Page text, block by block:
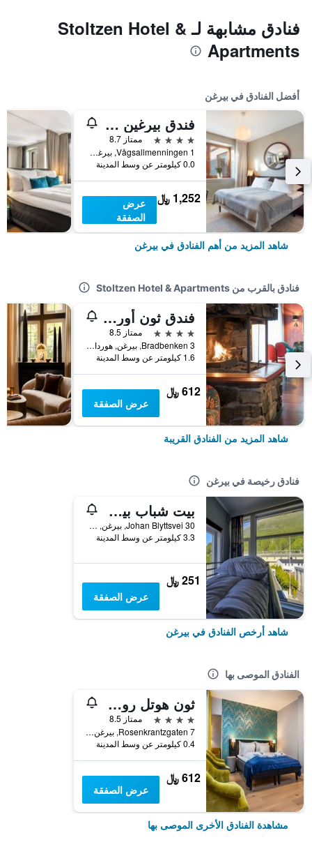
فنادق مشابهة لـ Stoltzen Hotel &
Apartments
أفضل الفنادق في بيرغن
فندق بيرغين بورس
4 نجوم
ممتاز 8.7
Vågsallmenningen 1, بيرغن, هوردالاند, النرويج
0.0 كيلومتر عن وسط المدينة
1,252 ﷼
عرض
الصفقة
شاهد المزيد من أهم الفنادق في بيرغن
فنادق بالقرب من Stoltzen Hotel & Apartments
فندق ثون أوريون
4 نجوم
ممتاز 8.5
Bradbenken 3, بيرغن, هوردالاند, النرويج
1.6 كيلومتر عن وسط المدينة
612 ﷼
عرض الصفقة
شاهد المزيد من الفنادق القريبة
فنادق رخيصة في بيرغن
بيت شباب بيرغن مونتانا
Johan Blyttsvei 30, بيرغن, هوردالاند, النرويج
3.3 كيلومتر عن وسط المدينة
251 ﷼
عرض الصفقة
شاهد أرخص الفنادق في بيرغن
الفنادق الموصى بها
ثون هوتل روزينكرانتز
4 نجوم
ممتاز 8.5
Rosenkrantzgaten 7, بيرغن, هوردالاند, النرويج
0.4 كيلومتر عن وسط المدينة
612 ﷼
عرض الصفقة
مشاهدة الفنادق الأخرى الموصى بها